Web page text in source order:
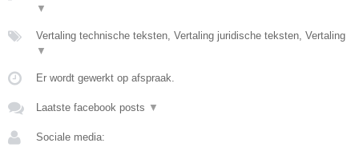
▼
Vertaling technische teksten, Vertaling juridische teksten, Vertaling
▼
Er wordt gewerkt op afspraak.
Laatste facebook posts ▼
Sociale media: